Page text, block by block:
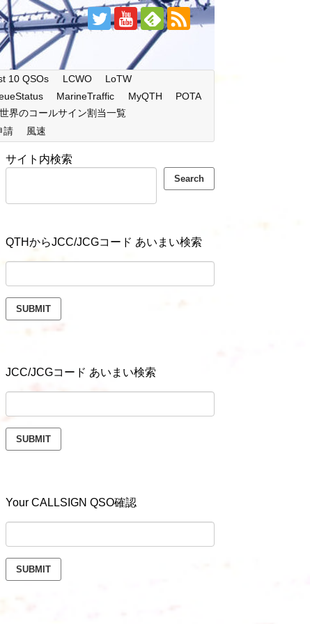
10 QSOs LCWO
LoTW
MarineTraffic MyQTH
POTA
世界のコールサイン割当一覧
請 風速
サイト内検索
Search
QTHからJCC/JCGコード あいまい検索
JCC/JCGコード あいまい検索
Your CALLSIGN QSO確認